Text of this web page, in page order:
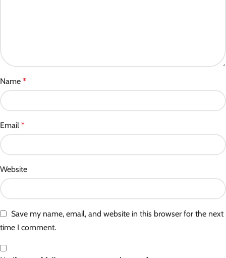
Name *
Email *
Website
Save my name, email, and website in this browser for the next
time I comment.